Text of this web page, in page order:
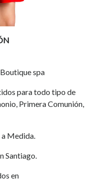
spa
para todo tipo de
Primera Comunión,
Medida.
Santiago.
en